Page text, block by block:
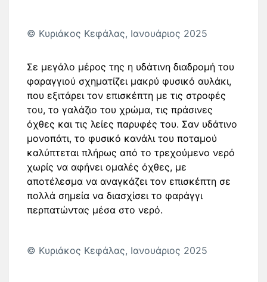
© Κυριάκος Κεφάλας, Ιανουάριος 2025
Σε μεγάλο μέρος της η υδάτινη διαδρομή του
φαραγγιού σχηματίζει μακρύ φυσικό αυλάκι,
που εξιτάρει τον επισκέπτη με τις στροφές
του, το γαλάζιο του χρώμα, τις πράσινες
όχθες και τις λείες παρυφές του. Σαν υδάτινο
μονοπάτι, το φυσικό κανάλι του ποταμού
καλύπτεται πλήρως από το τρεχούμενο νερό
χωρίς να αφήνει ομαλές όχθες, με
αποτέλεσμα να αναγκάζει τον επισκέπτη σε
πολλά σημεία να διασχίσει το φαράγγι
περπατώντας μέσα στο νερό.
© Κυριάκος Κεφάλας, Ιανουάριος 2025